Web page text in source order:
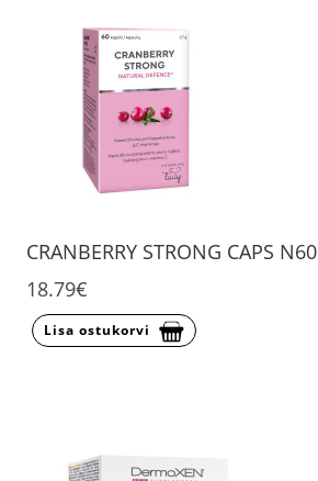
CRANBERRY STRONG CAPS N60
18.79€
Lisa ostukorvi